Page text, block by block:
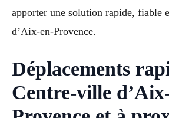
apporter une solution rapide, fiable
d’Aix-en-Provence.
Déplacements
Centre-ville